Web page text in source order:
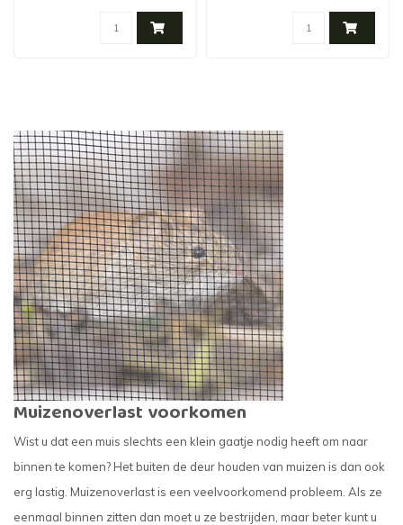
Muizenoverlast voorkomen
Wist u dat een muis slechts een klein gaatje nodig heeft om naar
binnen te komen? Het buiten de deur houden van muizen is dan ook
erg lastig. Muizenoverlast is een veelvoorkomend probleem. Als ze
eenmaal binnen zitten dan moet u ze bestrijden, maar beter kunt u